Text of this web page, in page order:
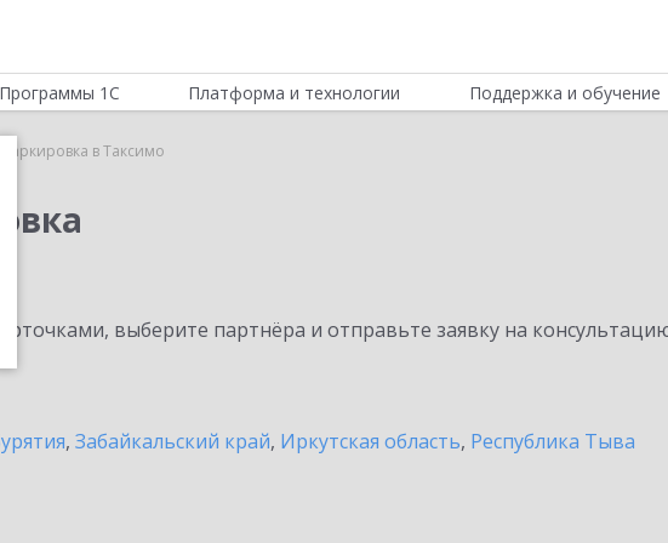
Программы 1С Платформа и технологии Поддержка и обучение
в Таксимо
выберите партнёра и отправьте заявку на
, Забайкальский край, Иркутская область, Республика Тыва